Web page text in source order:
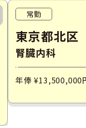
常勤
東京都北区
腎臓内科
年俸 ¥13,500,000